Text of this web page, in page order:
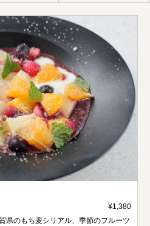
¥1,380
県のもち麦シリアル、季節のフルーツ